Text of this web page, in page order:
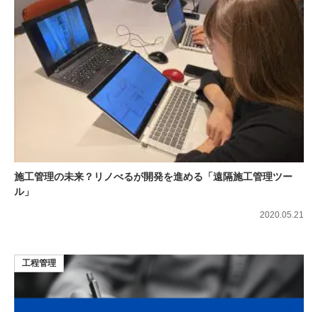
施工管理の未来？リノべるが開発を進める「遠隔施工管理ツー
ル」
2020.05.21
工程管理